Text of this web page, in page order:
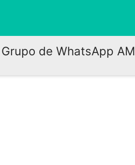
Grupo de WhatsApp